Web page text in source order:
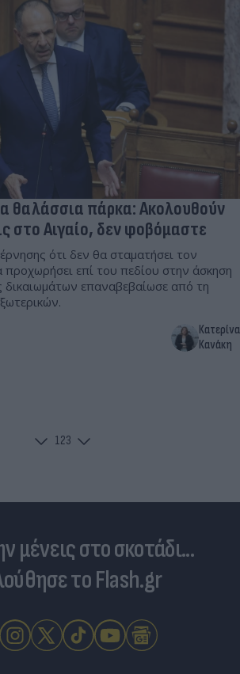
θαλάσσια πάρκα: Ακολουθούν
στο Αιγαίο, δεν φοβόμαστε
ότι δεν θα σταματήσει τον
προχωρήσει επί του πεδίου στην άσκηση
δικαιωμάτων επαναβεβαίωσε από τη
Κατερίνα
Κανάκη
123
μένεις στο σκοτάδι...
το Flash.gr